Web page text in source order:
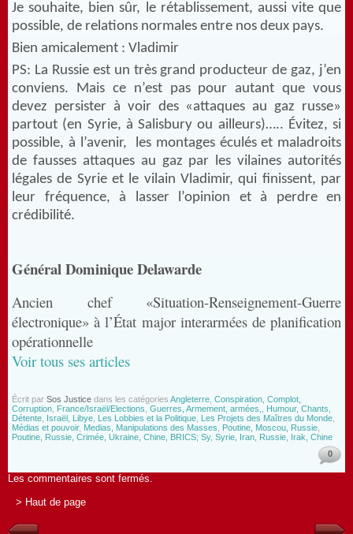
Je souhaite, bien sûr, le rétablissement, aussi vite que
possible, de relations normales entre nos deux pays.
Bien amicalement : Vladimir
PS: La Russie est un très grand producteur de gaz, j’en
conviens. Mais ce n’est pas pour autant que vous
devez persister à voir des «attaques au gaz russe»
partout (en Syrie, à Salisbury ou ailleurs)….. Évitez, si
possible, à l’avenir, les montages éculés et maladroits
de fausses attaques au gaz par les vilaines autorités
légales de Syrie et le vilain Vladimir, qui finissent, par
leur fréquence, à lasser l’opinion et à perdre en
crédibilité.
Général Dominique Delawarde
Ancien chef «Situation-Renseignement-Guerre
électronique» à l’État major interarmées de planification
opérationnelle
Voir tous ses articles
Écrit par Sos Justice dans les catégories Angleterre Conspiration, Complot,
Corruption France/Israël/Elections Guerres, Armement, armées,
Humour, Chants,
Détente Israël, Libye Les Lobbies et la Politique Les Projets des Maîtres du Monde
Médias et pouvoir, Medias, Manipulations des Masses Poutine, Moscou, Russie
Poutine, Russie, Crimée, Ukraine, Chine, BRICS; Sy, Syrie, Iran, Russie, Irak, Chine
0
Les commentaires sont fermés.
> Haut de page